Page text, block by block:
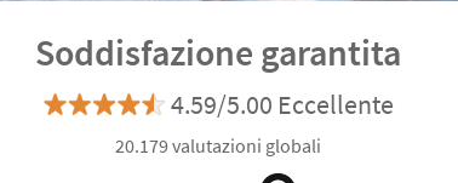
Soddisfazione garantita
4.59/5.00 Eccellente
20.179 valutazioni globali